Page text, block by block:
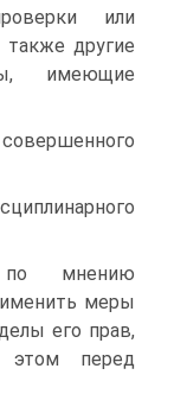
или
также другие
имеющие
мнению
меры
его прав,
этом перед